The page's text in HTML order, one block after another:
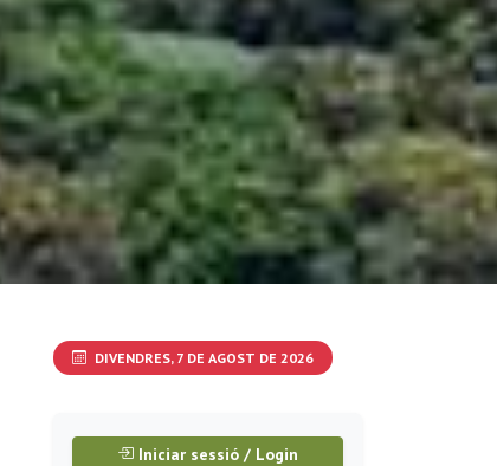
DIVENDRES, 7 DE AGOST DE 2026
Iniciar sessió / Login